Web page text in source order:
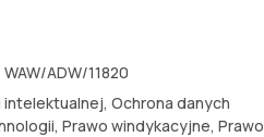
WAW/ADW/11820
intelektualnej, Ochrona danych
, Prawo windykacyjne, Prawo